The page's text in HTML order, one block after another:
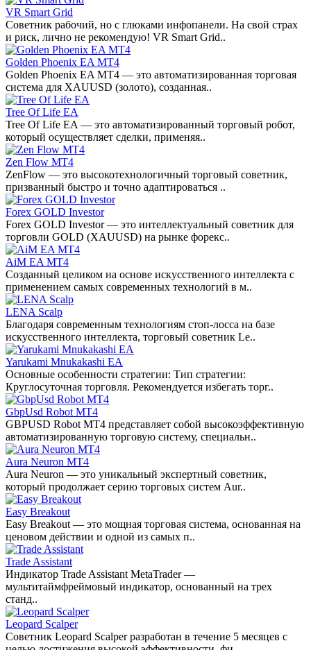
VR Smart Grid
Советник рабочий, но с глюками инфопанели. На свой страх
и риск, лично не рекомендую! VR Smart Grid..
Golden Phoenix EA MT4
Golden Phoenix EA MT4 — это автоматизированная торговая
система для XAUUSD (золото), созданная..
Tree Of Life EA
Tree Of Life EA — это автоматизированный торговый робот,
который осуществляет сделки, применяя..
Zen Flow MT4
ZenFlow — это высокотехнологичный торговый советник,
призванный быстро и точно адаптироваться ..
Forex GOLD Investor
Forex GOLD Investor — это интеллектуальный советник для
торговли GOLD (XAUUSD) на рынке форекс..
AiM EA MT4
Созданный целиком на основе искусственного интеллекта с
применением самых современных технологий в м..
LENA Scalp
Благодаря современным технологиям стоп-лосса на базе
искусственного интеллекта, торговый советник Le..
Yarukami Mnukakashi EA
Основные особенности стратегии: Тип стратегии:
Круглосуточная торговля. Рекомендуется избегать торг..
GbpUsd Robot MT4
GBPUSD Robot MT4 представляет собой высокоэффективную
автоматизированную торговую систему, специальн..
Aura Neuron MT4
Aura Neuron — это уникальный экспертный советник,
который продолжает серию торговых систем Aur..
Easy Breakout
Easy Breakout — это мощная торговая система, основанная на
ценовом действии и одной из самых п..
Trade Assistant
Индикатор Trade Assistant MetaTrader —
мультитаймфреймовый индикатор, основанный на трех
станд..
Leopard Scalper
Советник Leopard Scalper разработан в течение 5 месяцев с